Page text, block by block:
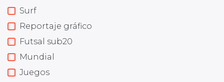
Surf
Reportaje gráfico
Futsal sub20
Mundial
Juegos